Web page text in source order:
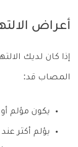
أعراض
إذا كان لديك
المصاب قد:
يكون مؤلم
يؤلم أكثر